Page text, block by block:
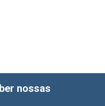
nossas